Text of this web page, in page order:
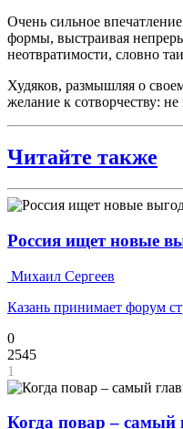
Очень сильное
формы, выстраивая
неотвратимости, словно
Худяков, размышляя о
желание к сотворчеству:
Читайте также
Россия ищет новые
Михаил Сергеев
Казань принимает форум
0
2545
1
Когда повар – самый